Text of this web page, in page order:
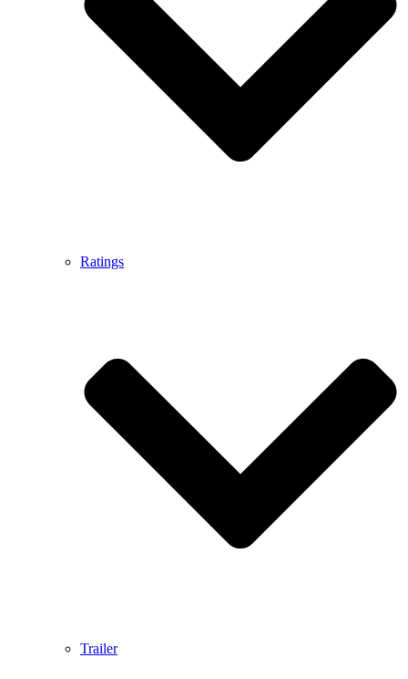
Ratings
Trailer